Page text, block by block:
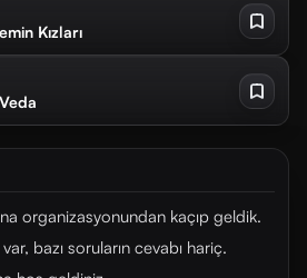
Kızları
organizasyonundan kaçıp geldik.
bazı soruların cevabı hariç.